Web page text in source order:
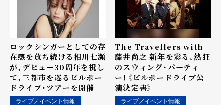
ロックシンガーとしての存
在感を放ち続ける相川七瀬
が、デビュー30周年を祝し
て、三都市を巡るビルボー
ドライブ・ツアーを開催
ライブ／イベント情報
The Travellers with
藤井尚之 新年を彩る、熱狂
のスウィング・パーティ
ー！《ビルボードライブ公
演決定書》
ライブ／イベント情報